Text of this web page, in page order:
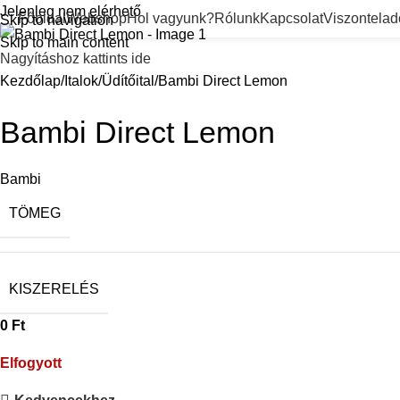
Skip to navigation
Skip to main content
FőoldalWebshopHol vagyunk?RólunkKapcsolat
Jelenleg nem elérhető
Nagyításhoz kattints ide
Kezdőlap Italok Üdítőital Bambi Direct Lemon
Bambi Direct Lemon
Bambi
TÖMEG
KISZERELÉS
0 Ft
Elfogyott